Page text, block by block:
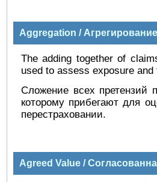
Aggregation / Агрегирование
The adding together of
used to assess exposure
Сложение всех претензий
которому прибегают для
перестраховании.
Agreed Value /